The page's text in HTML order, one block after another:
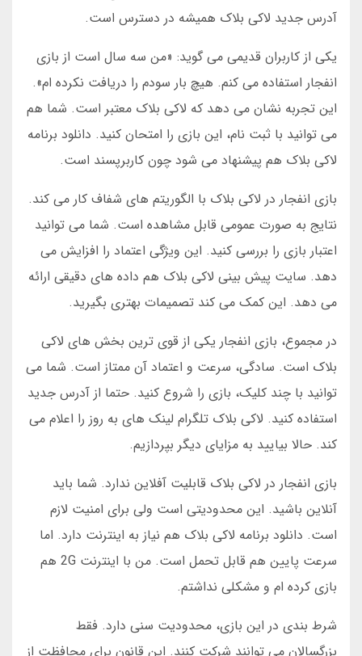
آدرس جدید لاکی بلاک همیشه در دسترس است.
یکی از کاربران قدیمی می گوید: «من سه سال است از بازی
انفجار استفاده می کنم. هیچ بار سودم را دریافت نکرده ام».
این تجربه نشان می دهد که لاکی بلاک معتبر است. شما هم
می توانید با ثبت نام، این بازی را امتحان کنید. دانلود برنامه
لاکی بلاک هم پیشنهاد می شود چون کاربرپسند است.
بازی انفجار در لاکی بلاک با الگوریتم های شفاف کار می کند.
نتایج به صورت عمومی قابل مشاهده است. شما می توانید
اعتبار بازی را بررسی کنید. این ویژگی اعتماد را افزایش می
دهد. سایت پیش بینی لاکی بلاک هم داده های دقیقی ارائه
می دهد. این کمک می کند تصمیمات بهتری بگیرید.
در مجموع، بازی انفجار یکی از قوی ترین بخش های لاکی
بلاک است. سادگی، سرعت و اعتماد آن ممتاز است. شما می
توانید با چند کلیک، بازی را شروع کنید. حتما از آدرس جدید
استفاده کنید. لاکی بلاک تلگرام لینک های به روز را اعلام می
کند. حالا بیایید به مزایای دیگر بپردازیم.
بازی انفجار در لاکی بلاک قابلیت آفلاین ندارد. شما باید
آنلاین باشید. این محدودیتی است ولی برای امنیت لازم
است. دانلود برنامه لاکی بلاک هم نیاز به اینترنت دارد. اما
سرعت پایین هم قابل تحمل است. من با اینترنت 2G هم
بازی کرده ام و مشکلی نداشتم.
شرط بندی در این بازی، محدودیت سنی دارد. فقط
بزرگسالان می توانند شرکت کنند. این قانون برای محافظت از